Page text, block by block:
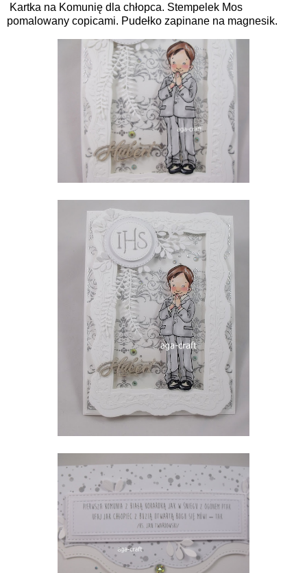
Kartka na Komunię dla chłopca. Stempelek Mos
pomalowany copicami. Pudełko zapinane na magnesik.